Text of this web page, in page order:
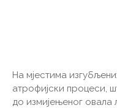
На мјестима
атрофијски процеси,
до измијењеног овала